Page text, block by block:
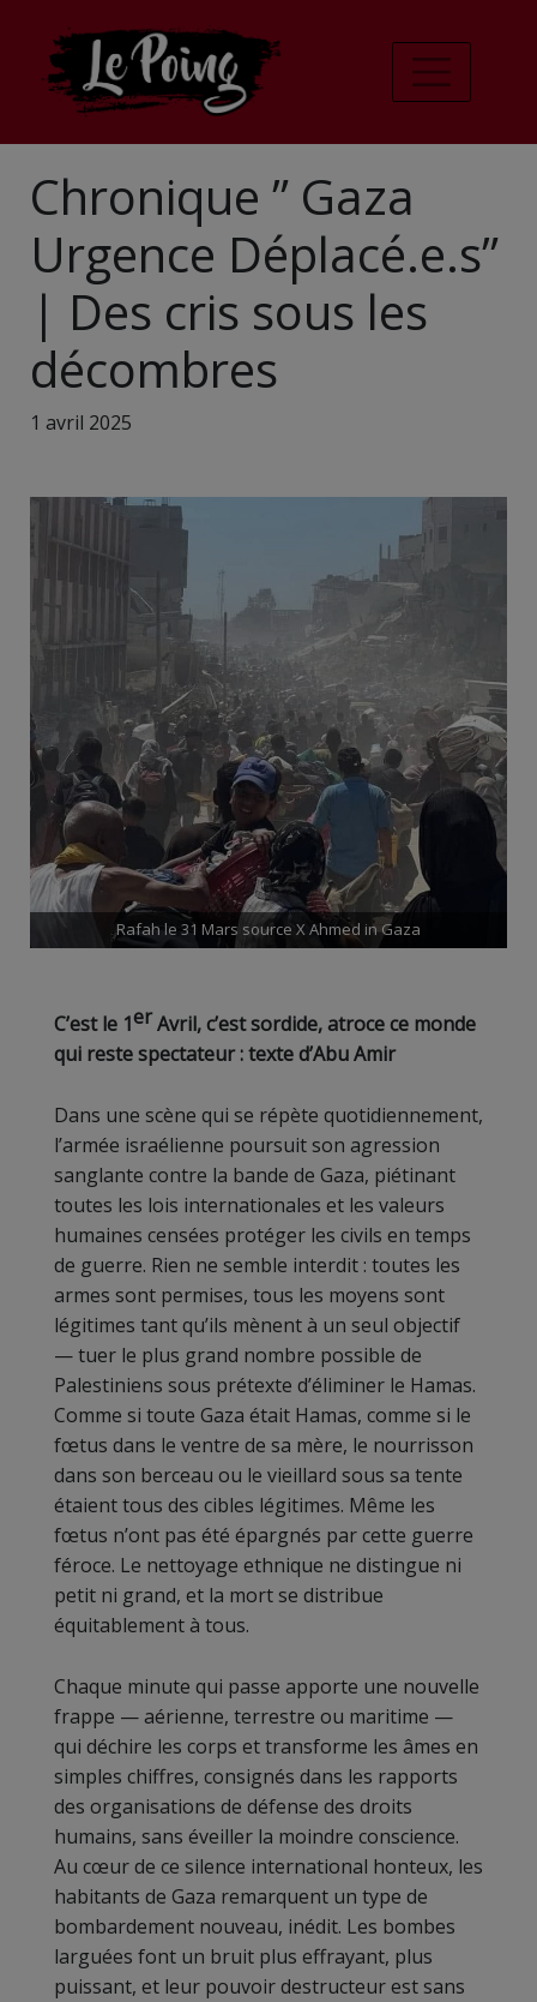
Chronique ” Gaza
Urgence Déplacé.e.s”
| Des cris sous les
décombres
1 avril 2025
Rafah le 31 Mars source X Ahmed in Gaza
C’est le 1erAvril, c’est sordide, atroce ce monde
qui reste spectateur : texte d’Abu Amir
Dans une scène qui se répète quotidiennement,
l’armée israélienne poursuit son agression
sanglante contre la bande de Gaza, piétinant
toutes les lois internationales et les valeurs
humaines censées protéger les civils en temps
de guerre. Rien ne semble interdit : toutes les
armes sont permises, tous les moyens sont
légitimes tant qu’ils mènent à un seul objectif
— tuer le plus grand nombre possible de
Palestiniens sous prétexte d’éliminer le Hamas.
Comme si toute Gaza était Hamas, comme si le
fœtus dans le ventre de sa mère, le nourrisson
dans son berceau ou le vieillard sous sa tente
étaient tous des cibles légitimes. Même les
fœtus n’ont pas été épargnés par cette guerre
féroce. Le nettoyage ethnique ne distingue ni
petit ni grand, et la mort se distribue
équitablement à tous.
Chaque minute qui passe apporte une nouvelle
frappe — aérienne, terrestre ou maritime —
qui déchire les corps et transforme les âmes en
simples chiffres, consignés dans les rapports
des organisations de défense des droits
humains, sans éveiller la moindre conscience.
Au cœur de ce silence international honteux, les
habitants de Gaza remarquent un type de
bombardement nouveau, inédit. Les bombes
larguées font un bruit plus effrayant, plus
puissant, et leur pouvoir destructeur est sans